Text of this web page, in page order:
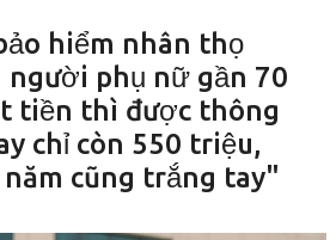
hiểm nhân thọ
người phụ nữ gần 70
tiền thì được thông
chỉ còn 550 triệu,
cũng trắng tay"